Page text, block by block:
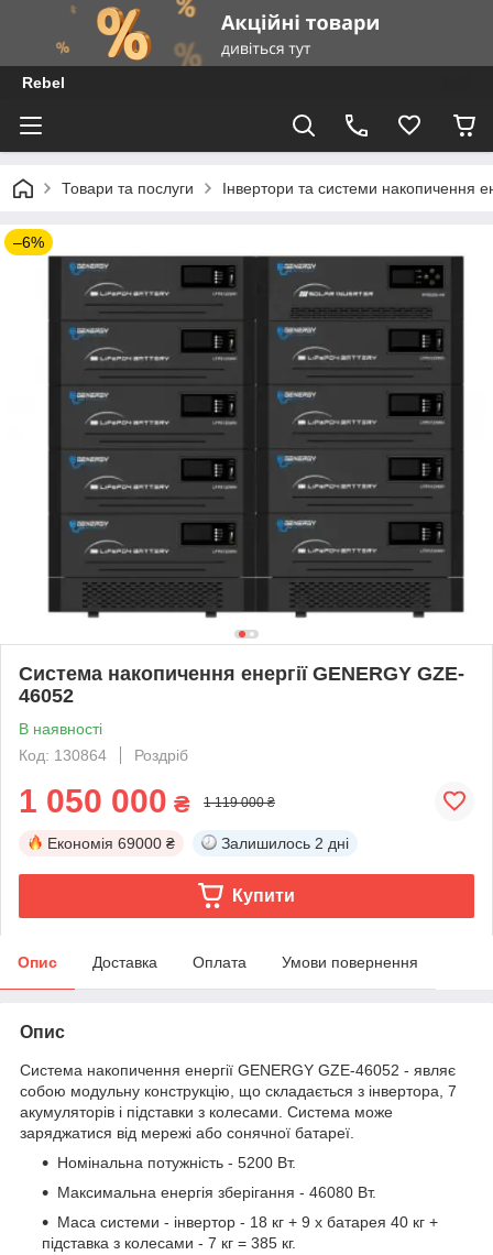
Rebel
Товари та послуги Інвертори та системи накопичення
–6%
Система накопичення енергії GENERGY GZE-
46052
В наявності
Код: 130864
Роздріб
1 050 000 ₴ 1 119 000 ₴
Економія 69000 ₴ Залишилось 2 дні
Купити
Опис Доставка Оплата Умови повернення
Опис
Система накопичення енергії GENERGY GZE-46052 - являє
собою модульну конструкцію, що складається з інвертора, 7
акумуляторів і підставки з колесами. Система може
заряджатися від мережі або сонячної батареї.
Номінальна потужність - 5200 Вт.
Максимальна енергія зберігання - 46080 Вт.
Маса системи - інвертор - 18 кг + 9 х батарея 40 кг +
підставка з колесами - 7 кг = 385 кг.